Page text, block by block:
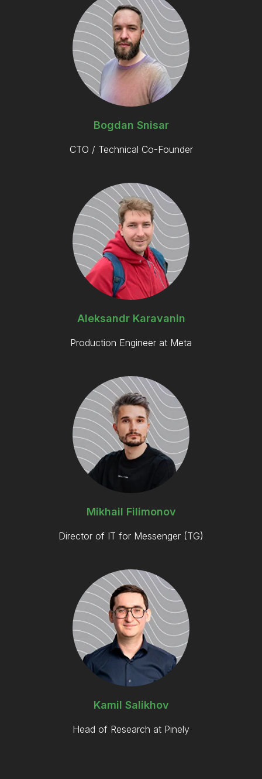
Bogdan Snisar
CTO / Technical Co-Founder
Aleksandr Karavanin
Production Engineer at Meta
Mikhail Filimonov
Director of IT for Messenger (TG)
Kamil Salikhov
Head of Research at Pinely